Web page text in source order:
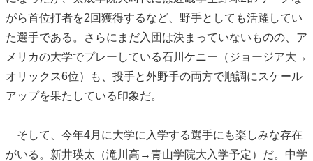
がら首位打者を2回獲得するなど、野手としても活躍してい
た選手である。さらにまだ入団は決まっていないものの、ア
メリカの大学でプレーしている石川ケニー（ジョージア大→
オリックス6位）も、投手と外野手の両方で順調にスケール
アップを果たしている印象だ。
そして、今年4月に大学に入学する選手にも楽しみな存在
がいる。新井瑛太（滝川高→青山学院大入学予定）だ。中学